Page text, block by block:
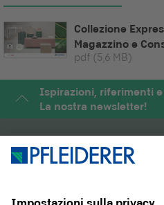
Collezione
Magazzino e
pdf (5,6 MB)
Ispirazioni, riferimenti
La nostra newsletter!
PRODOTTI